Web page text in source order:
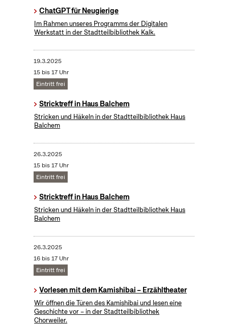
ChatGPT für Neugierige
Im Rahmen unseres Programms der Digitalen
Werkstatt in der Stadtteilbibliothek Kalk.
19.3.2025
15 bis 17 Uhr
Eintritt frei
Stricktreff in Haus Balchem
Stricken und Häkeln in der Stadtteilbibliothek Haus
Balchem
26.3.2025
15 bis 17 Uhr
Eintritt frei
Stricktreff in Haus Balchem
Stricken und Häkeln in der Stadtteilbibliothek Haus
Balchem
26.3.2025
16 bis 17 Uhr
Eintritt frei
Vorlesen mit dem Kamishibai – Erzähltheater
Wir öffnen die Türen des Kamishibai und lesen eine
Geschichte vor – in der Stadtteilbibliothek
Chorweiler.